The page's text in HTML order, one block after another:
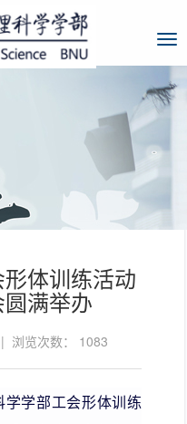
体训练活动
满举办
览次数： 1083
学学部工会形体训练